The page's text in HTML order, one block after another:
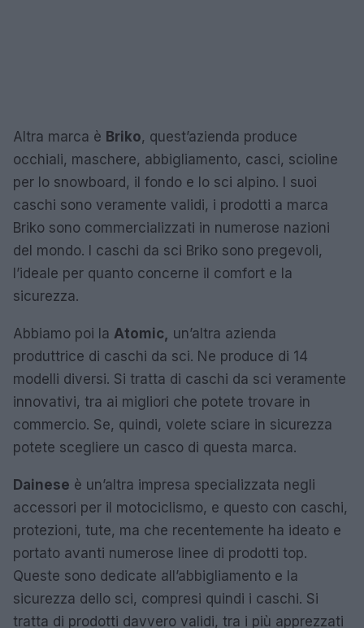
Altra marca è Briko, quest’azienda produce
occhiali, maschere, abbigliamento, casci, scioline
per lo snowboard, il fondo e lo sci alpino. I suoi
caschi sono veramente validi, i prodotti a marca
Briko sono commercializzati in numerose nazioni
del mondo. I caschi da sci Briko sono pregevoli,
l’ideale per quanto concerne il comfort e la
sicurezza.
Abbiamo poi la Atomic, un’altra azienda
produttrice di caschi da sci. Ne produce di 14
modelli diversi. Si tratta di caschi da sci veramente
innovativi, tra ai migliori che potete trovare in
commercio. Se, quindi, volete sciare in sicurezza
potete scegliere un casco di questa marca.
Dainese è un’altra impresa specializzata negli
accessori per il motociclismo, e questo con caschi,
protezioni, tute, ma che recentemente ha ideato e
portato avanti numerose linee di prodotti top.
Queste sono dedicate all’abbigliamento e la
sicurezza dello sci, compresi quindi i caschi. Si
tratta di prodotti davvero validi, tra i più apprezzati